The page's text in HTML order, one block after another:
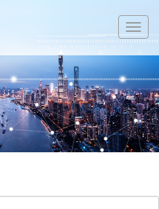
切
换
导